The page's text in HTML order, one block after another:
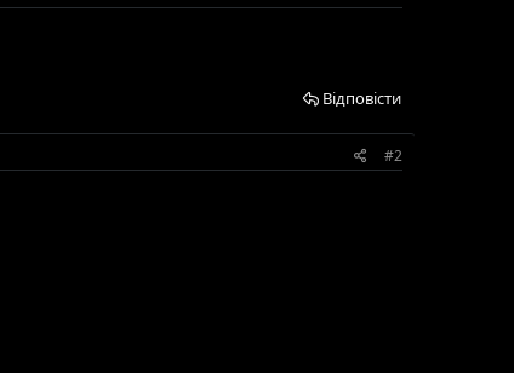
Відповісти
#2